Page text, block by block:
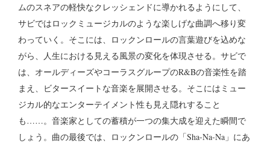
ムのスネアの軽快なクレッシェンドに導かれるようにして、
サビではロックミュージカルのような楽しげな曲調へ移り変
わっていく。そこには、ロックンロールの言葉遊びを込めな
がら、人生における見える風景の変化を体現させる。サビで
は、オールディーズやコーラスグループのR&Bの音楽性を踏
まえ、ビタースイートな音楽を展開させる。そこにはミュー
ジカル的なエンターテイメント性も見え隠れすること
も……。音楽家としての蓄積が一つの集大成を迎えた瞬間で
しょう。曲の最後では、ロックンロールの「Sha-Na-Na」にあ